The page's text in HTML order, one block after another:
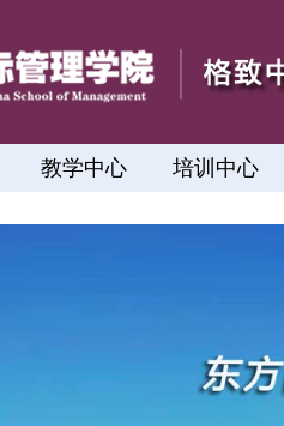
教学中心 培训中心